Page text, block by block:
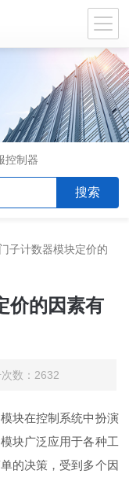
控制器
子计数器模块定价的
价的因素有
数：2632
块在控制系统中扮演
块广泛应用于各种工
的决策，受到多个因